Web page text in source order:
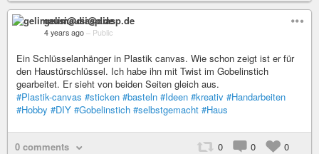
gelimausi@diasp.de
4 years ago – Public
Ein Schlüsselanhänger in Plastik canvas. Wie schon zeigt ist er für
den Haustürschlüssel. Ich habe ihn mit Twist im Gobelinstich
gearbeitet. Er sieht von beiden Seiten gleich aus.
#Plastik-canvas #sticken #basteln #Ideen #kreativ #Handarbeiten
#Hobby #DIY #Gobelinstich #selbstgemacht #Haus
0 comments 0 0 0